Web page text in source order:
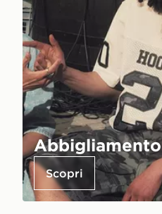
Abbigliamento
Scopri